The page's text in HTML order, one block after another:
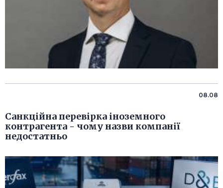
08.08
Санкційна перевірка іноземного
контрагента - чому назви компанії
недостатньо